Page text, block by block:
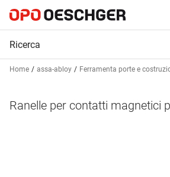
Home assa-abloy Ferramenta porte e
Ranelle per contatti magnetici